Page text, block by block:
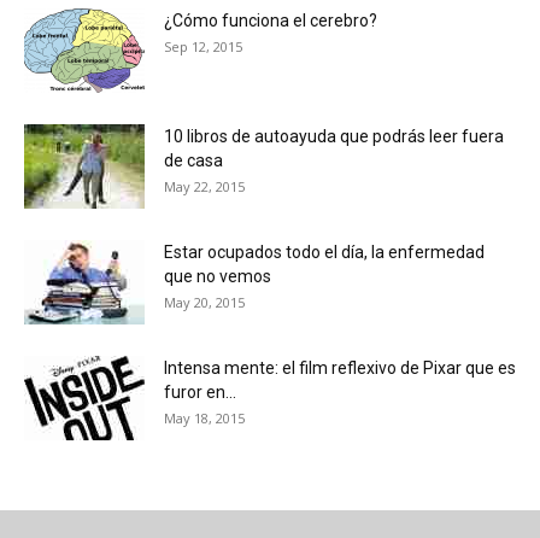
¿Cómo funciona el cerebro?
Sep 12, 2015
10 libros de autoayuda que podrás leer fuera
de casa
May 22, 2015
Estar ocupados todo el día, la enfermedad
que no vemos
May 20, 2015
Intensa mente: el film reflexivo de Pixar que es
furor en...
May 18, 2015